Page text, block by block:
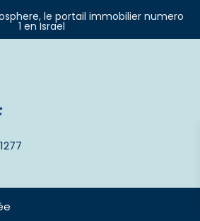
le portail immobilier numero
1 en Israel